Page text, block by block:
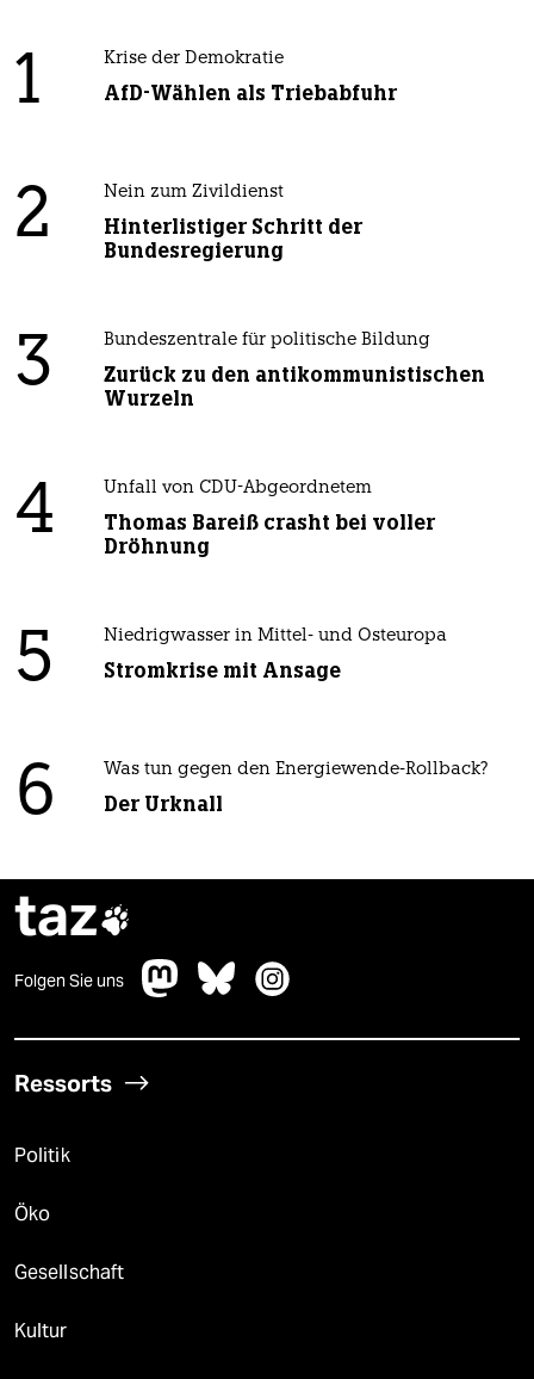
1 Krise der Demokratie
AfD-Wählen als Triebabfuhr
2 Nein zum Zivildienst
Hinterlistiger Schritt der
Bundesregierung
3 Bundeszentrale für politische Bildung
Zurück zu den antikommunistischen
Wurzeln
4 Unfall von CDU-Abgeordnetem
Thomas Bareiß crasht bei voller
Dröhnung
5 Niedrigwasser in Mittel- und Osteuropa
Stromkrise mit Ansage
6 Was tun gegen den Energiewende-Rollback?
Der Urknall
taz
Folgen Sie uns
Ressorts
Politik
Öko
Gesellschaft
Kultur